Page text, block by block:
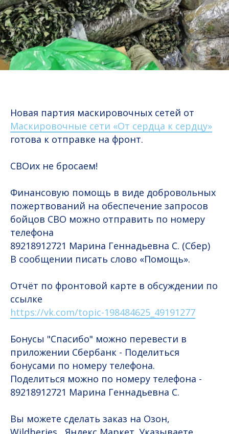
Новая партия маскировочных сетей от
Маскировочные сети «От сердца к сердцу»
готова к отправке на фронт.
СВОих не бросаем!
Финансовую помощь в виде добровольных
пожертвований на обеспечение запросов
бойцов СВО можно отправить по номеру
телефона
89218912721 Марина Геннадьевна С. (Сбер)
В сообщении писать слово «Помощь».
Отчёт по фронтовой карте в обсуждении по
ссылке
https://vk.com/topic-198484625_49191277
Бонусы "Спасибо" можно перевести в
приложении Сбербанк - Поделиться
бонусами по номеру телефона.
Поделиться можно по номеру телефона -
89218912721 Марина Геннадьевна С.
Вы можете сделать заказ на Озон,